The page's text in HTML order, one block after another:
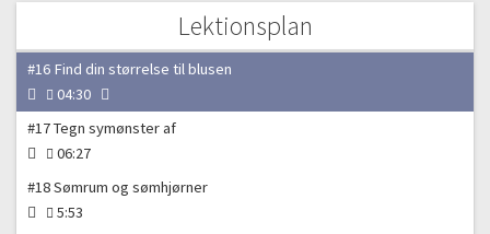
Lektionsplan
#16 Find din størrelse til blusen
04:30
#17 Tegn symønster af
06:27
#18 Sømrum og sømhjørner
5:53